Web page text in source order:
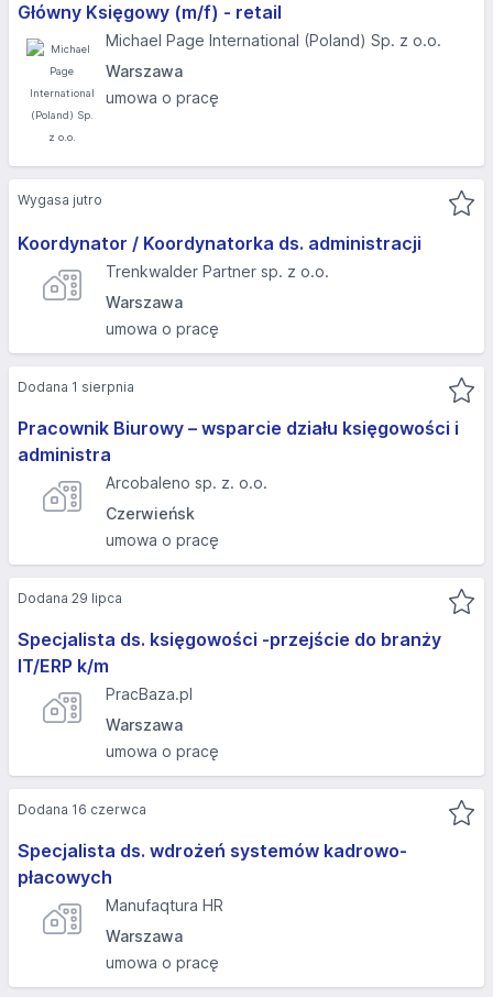
Główny Księgowy (m/f) - retail
Michael Page International (Poland) Sp. z o.o.
Warszawa
umowa o pracę
Koordynator / Koordynatorka ds. administracji
Trenkwalder Partner sp. z o.o.
Warszawa
umowa o pracę
Wygasa jutro
Pracownik Biurowy – wsparcie działu księgowości i
administra
Arcobaleno sp. z. o.o.
Czerwieńsk
umowa o pracę
Dodana 1 sierpnia
Specjalista ds. księgowości -przejście do branży
IT/ERP k/m
PracBaza.pl
Warszawa
umowa o pracę
Dodana 29 lipca
Specjalista ds. wdrożeń systemów kadrowo-
płacowych
Manufaqtura HR
Warszawa
umowa o pracę
Dodana 16 czerwca